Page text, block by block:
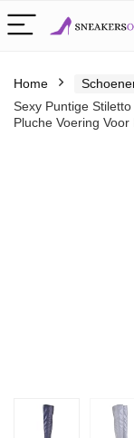
Home
Sexy Puntige
Pluche Voering Voor